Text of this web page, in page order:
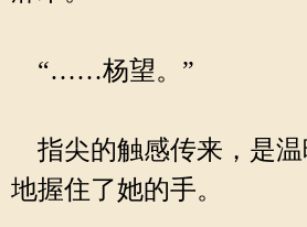
“……杨望。”
指尖的触感传来，是温
地握住了她的手。